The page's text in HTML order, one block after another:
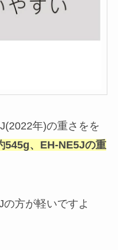
年)の重さをを
545g、EH-NE5Jの重
方が軽いですよ